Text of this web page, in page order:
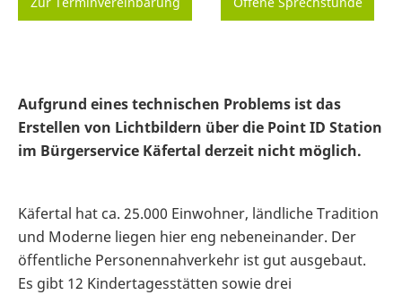
Aufgrund eines technischen Problems ist das
Erstellen von Lichtbildern über die Point ID Station
im Bürgerservice Käfertal derzeit nicht möglich.
Käfertal hat ca. 25.000 Einwohner, ländliche Tradition
und Moderne liegen hier eng nebeneinander. Der
öffentliche Personennahverkehr ist gut ausgebaut.
Es gibt 12 Kindertagesstätten sowie drei